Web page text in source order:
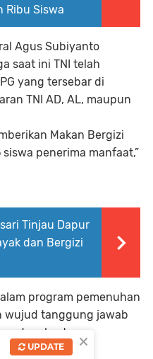
Ribu Siswa
Agus Subiyanto
saat ini TNI telah
yang tersebar di
TNI AD, AL, maupun
Makan Bergizi
siswa penerima manfaat,”
Tinjau Dapur
dan Bergizi
program pemenuhan
wujud tanggung jawab
rakyat.
×
UPDATE